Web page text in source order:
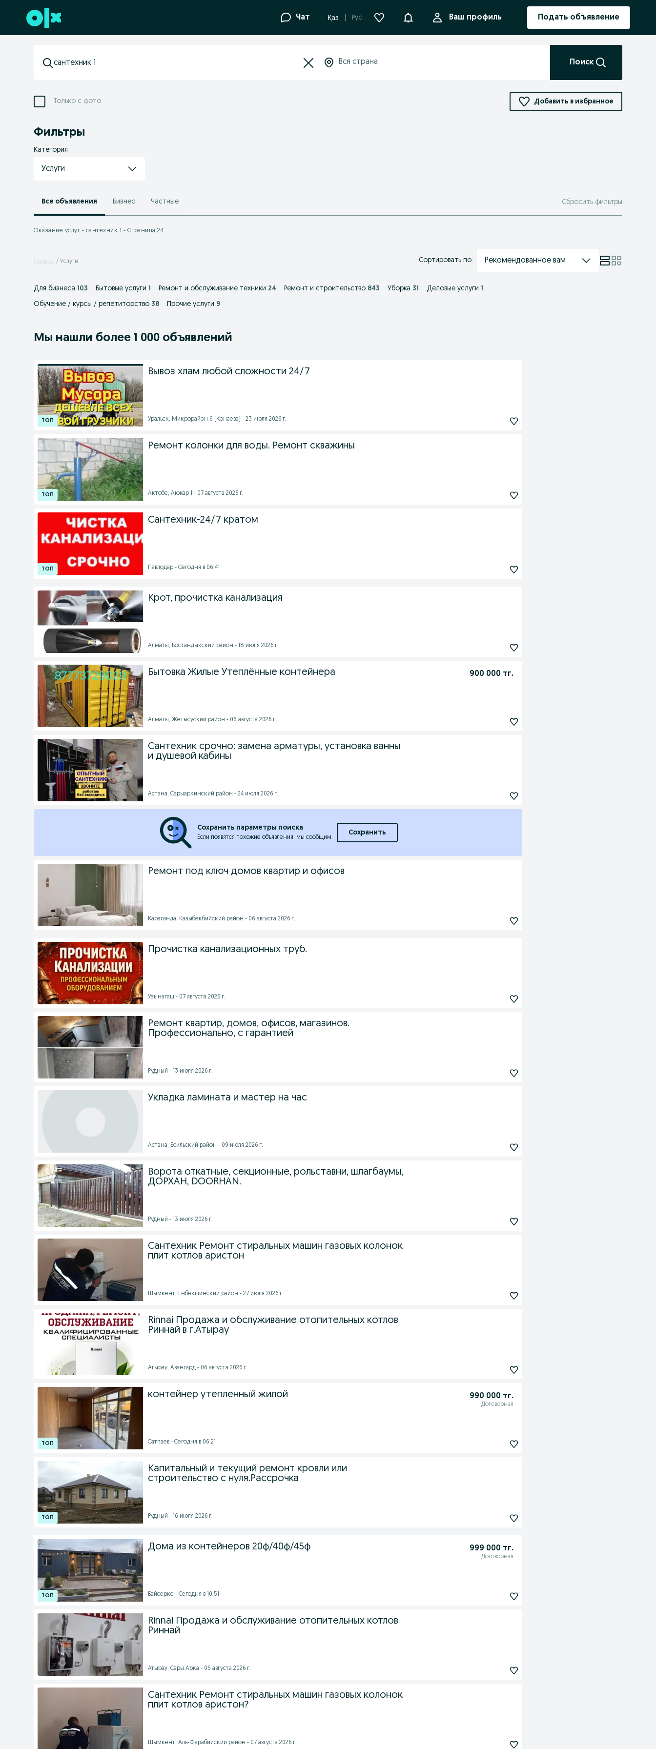
Перейти к нижнему колонтитулу Чат Қаз Рус УведомленияВаш профиль Подать объявление
Поиск
Только с фото Добавить в избранное
Фильтры
Категория
Услуги
Все объявления Бизнес Частные Сбросить фильтры
Оказание услуг - сантехник 1 - Страница 24
Главная Услуги Сортировать по: Рекомендованное вам
Для бизнеса 103 Бытовые услуги 1 Ремонт и обслуживание техники 24 Ремонт и строительство 843 Уборка 31 Деловые услуги 1
Обучение / курсы / репетиторство 38 Прочие услуги 9
Мы нашли более 1 000 объявлений
Вывоз хлам любой сложности 24/7
Уральск, Микрорайон 6 (Конаева) - 23 июля 2026 г.
Ремонт колонки для воды. Ремонт скважины
Актобе, Акжар 1 - 07 августа 2026 г.
Сантехник-24/7 кратом
Павлодар - Сегодня в 06:41
Крот, прочистка канализация
Алматы, Бостандыкский район - 18 июля 2026 г.
Бытовка Жилые Утеплённые контейнера 900 000 тг.
Алматы, Жетысуский район - 06 августа 2026 г.
Сантехник срочно: замена арматуры, установка ванны
и душевой кабины
Астана, Сарыаркинский район - 24 июля 2026 г.
Сохранить параметры поиска
Если появятся похожие объявления, мы сообщим.
Сохранить
Ремонт под ключ домов квартир и офисов
Караганда, Казыбекбийский район - 06 августа 2026 г.
Прочистка канализационных труб.
Узынагаш - 07 августа 2026 г.
Ремонт квартир, домов, офисов, магазинов.
Профессионально, с гарантией
Рудный - 13 июля 2026 г.
Укладка ламината и мастер на час
Астана, Есильский район - 09 июля 2026 г.
Ворота откатные, секционные, рольставни, шлагбаумы,
ДОРХАН, DOORHAN.
Рудный - 13 июля 2026 г.
Сантехник Ремонт стиральных машин газовых колонок
плит котлов аристон
Шымкент, Енбекшинский район - 27 июля 2026 г.
Rinnai Продажа и обслуживание отопительных котлов
Риннай в г.Атырау
Атырау, Авангард - 06 августа 2026 г.
контейнер утепленный жилой 990 000 тг.
Договорная
Сатпаев - Сегодня в 06:21
Капитальный и текущий ремонт кровли или
строительство с нуля.Рассрочка
Рудный - 16 июля 2026 г.
Дома из контейнеров 20ф/40ф/45ф 999 000 тг.
Договорная
Байсерке - Сегодня в 10:51
Rinnai Продажа и обслуживание отопительных котлов
Риннай
Атырау, Сары Арка - 05 августа 2026 г.
Сантехник Ремонт стиральных машин газовых колонок
плит котлов аристон?
Шымкент, Аль-Фарабийский район - 07 августа 2026 г.